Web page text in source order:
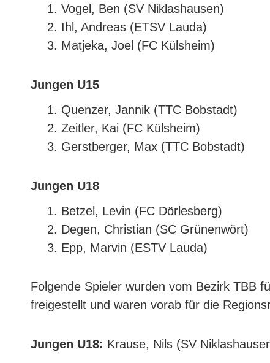
Vogel, Ben (SV Niklashausen)
Ihl, Andreas (ETSV Lauda)
Matjeka, Joel (FC Külsheim)
Jungen U15
Quenzer, Jannik (TTC Bobstadt)
Zeitler, Kai (FC Külsheim)
Gerstberger, Max (TTC Bobstadt)
Jungen U18
Betzel, Levin (FC Dörlesberg)
Degen, Christian (SC Grünenwört)
Epp, Marvin (ESTV Lauda)
Folgende Spieler wurden vom Bezirk TBB
freigestellt und waren vorab für die
Jungen U18: Krause, Nils (SV